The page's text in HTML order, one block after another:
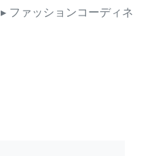
▸ ファッションコーディネ